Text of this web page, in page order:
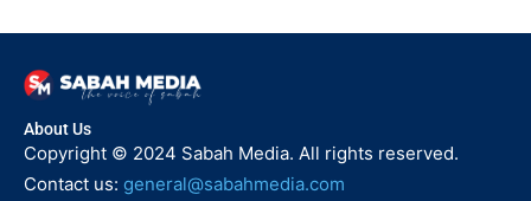
About Us
Copyright © 2024 Sabah Media. All rights reserved.
Contact us: general@sabahmedia.com